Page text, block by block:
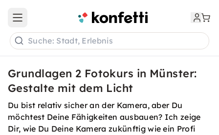
Open main menu
Suche: Stadt, Erlebnis
Grundlagen 2 Fotokurs in Münster:
Gestalte mit dem Licht
Du bist relativ sicher an der Kamera, aber Du
möchtest Deine Fähigkeiten ausbauen? Ich zeige
Dir, wie Du Deine Kamera zukünftig wie ein Profi